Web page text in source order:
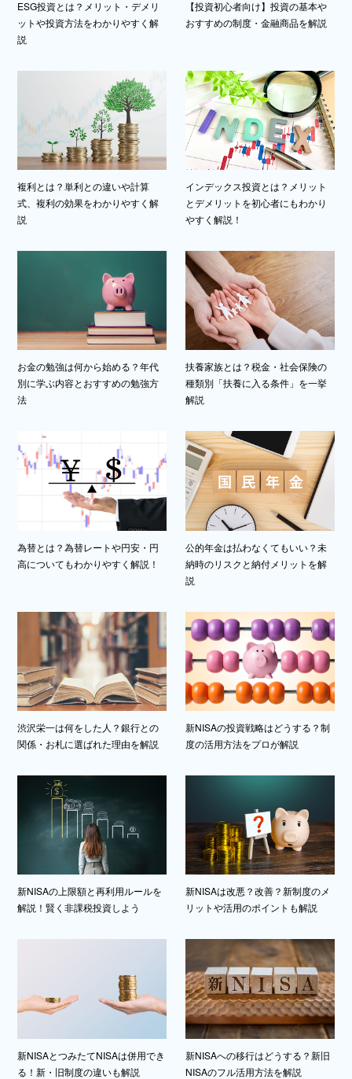
ESG投資とは？メリット・デメリ
ットや投資方法をわかりやすく解
説
【投資初心者向け】投資の基本や
おすすめの制度・金融商品を解説
複利とは？単利との違いや計算
式、複利の効果をわかりやすく解
説
インデックス投資とは？メリット
とデメリットを初心者にもわかり
やすく解説！
お金の勉強は何から始める？年代
別に学ぶ内容とおすすめの勉強方
法
扶養家族とは？税金・社会保険の
種類別「扶養に入る条件」を一挙
解説
為替とは？為替レートや円安・円
高についてもわかりやすく解説！
公的年金は払わなくてもいい？未
納時のリスクと納付メリットを解
説
渋沢栄一は何をした人？銀行との
関係・お札に選ばれた理由を解説
新NISAの投資戦略はどうする？制
度の活用方法をプロが解説
新NISAの上限額と再利用ルールを
解説！賢く非課税投資しよう
新NISAは改悪？改善？新制度のメ
リットや活用のポイントも解説
新NISAとつみたてNISAは併用でき
る！新・旧制度の違いも解説
新NISAへの移行はどうする？新旧
NISAのフル活用方法を解説